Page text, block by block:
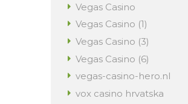
Vegas Casino
Vegas Casino (1)
Vegas Casino (3)
Vegas Casino (6)
vegas-casino-hero.nl
vox casino hrvatska